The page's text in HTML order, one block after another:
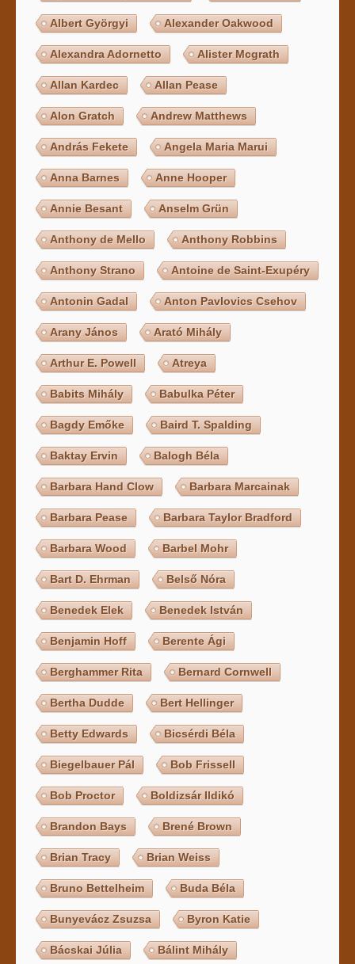
Albert Györgyi Alexander Oakwood
Alexandra Adornetto Alister Mcgrath
Allan Kardec Allan Pease
Alon Gratch Andrew Matthews
András Fekete Angela Maria Marui
Anna Barnes Anne Hooper
Annie Besant Anselm Grün
Anthony de Mello Anthony Robbins
Anthony Strano Antoine de Saint-Exupéry
Antonin Gadal Anton Pavlovics Csehov
Arany János Arató Mihály
Arthur E. Powell Atreya
Babits Mihály Babulka Péter
Bagdy Emőke Baird T. Spalding
Baktay Ervin Balogh Béla
Barbara Hand Clow Barbara Marcainak
Barbara Pease Barbara Taylor Bradford
Barbara Wood Barbel Mohr
Bart D. Ehrman Belső Nóra
Benedek Elek Benedek István
Benjamin Hoff Berente Ági
Berghammer Rita Bernard Cornwell
Bertha Dudde Bert Hellinger
Betty Edwards Bicsérdi Béla
Biegelbauer Pál Bob Frissell
Bob Proctor Boldizsár Ildikó
Brandon Bays Brené Brown
Brian Tracy Brian Weiss
Bruno Bettelheim Buda Béla
Bunyevácz Zsuzsa Byron Katie
Bácskai Júlia Bálint Mihály